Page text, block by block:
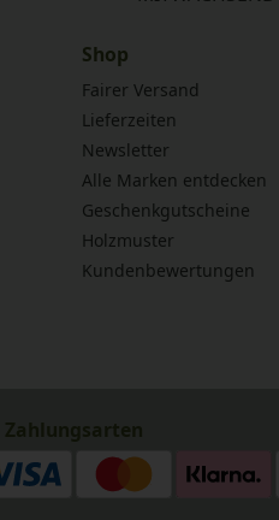
Shop
Fairer Versand
Lieferzeiten
Newsletter
Alle Marken entdecken
Geschenkgutscheine
Holzmuster
Kundenbewertungen
Zahlungsarten